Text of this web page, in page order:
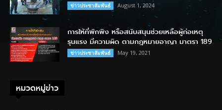
ข่าวประชาสัมพันธ์ August 1, 2024
การให้ที่พักพิง หรือสนับสนุนช่วยเหลือผู้ก่อเหตุ
รุนแรง มีความผิด ตามกฎหมายอาญา มาตรา 189
ข่าวประชาสัมพันธ์ May 19, 2021
หมวดหมู่ข่าว